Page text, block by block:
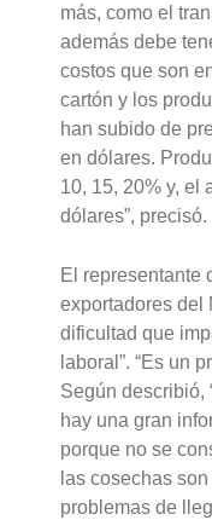
más, como el
además debe
costos que son
cartón y los
han subido de
en dólares.
10, 15, 20% y, el
dólares”, precisó.
El representante
exportadores del
dificultad que
laboral”. “Es un
Según describió,
hay una gran
porque no se
las cosechas
problemas de